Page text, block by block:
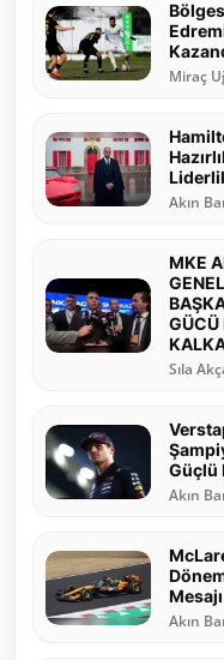
Miraç
Akın
MKE
GÜCÜ
Sıla
Güçlü
Akın
Akın